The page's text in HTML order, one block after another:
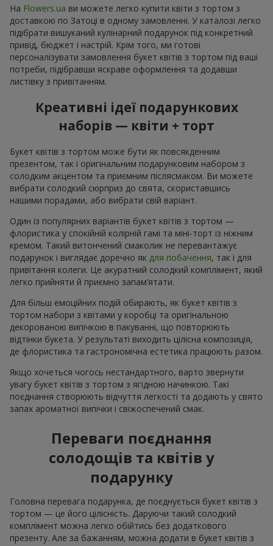
На Flowers.ua ви можете легко купити квіти з тортом з
доставкою по Затоці в одному замовленні. У каталозі легко
підібрати вишуканий кулінарний подарунок під конкретний
привід, бюджет і настрій. Крім того, ми готові
персоналізувати замовлення букет квітів з тортом під ваші
потреби, підібравши яскраве оформлення та додавши
листівку з привітанням.
Креативні ідеї подарункових
наборів — квіти + торт
Букет квітів з тортом може бути як повсякденним
презентом, так і оригінальним подарунковим набором з
солодким акцентом та приємним післясмаком. Ви можете
вибрати солодкий сюрприз до свята, скориставшись
нашими порадами, або вибрати свій варіант.
Один із популярних варіантів букет квітів з тортом —
флористика у спокійній колірній гамі та міні-торт із ніжним
кремом. Такий витончений смаколик не перевантажує
подарунок і виглядає доречно як для побачення, так і для
привітання колеги. Це акуратний солодкий комплімент, який
легко прийняти й приємно запам’ятати.
Для більш емоційних подій обирають, як букет квітів з
тортом набори з квітами у коробці та оригінальною
декорованою випічкою в пакуванні, що повторюють
відтінки букета. У результаті виходить цілісна композиція,
де флористика та гастрономічна естетика працюють разом.
Якщо хочеться чогось нестандартного, варто звернути
увагу букет квітів з тортом з ягідною начинкою. Такі
поєднання створюють відчуття легкості та додають у свято
запах ароматної випічки і свіжоспечений смак.
Переваги поєднання
солодощів та квітів у
подарунку
Головна перевага подарунка, де поєднується букет квітів з
тортом — це його цілісність. Даруючи такий солодкий
комплімент можна легко обійтись без додаткового
презенту. Але за бажанням, можна додати в букет квітів з